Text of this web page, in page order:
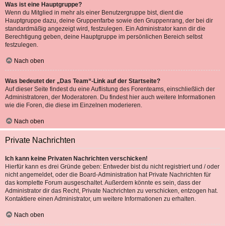
Was ist eine Hauptgruppe?
Wenn du Mitglied in mehr als einer Benutzergruppe bist, dient die
Hauptgruppe dazu, deine Gruppenfarbe sowie den Gruppenrang, der bei dir
standardmäßig angezeigt wird, festzulegen. Ein Administrator kann dir die
Berechtigung geben, deine Hauptgruppe im persönlichen Bereich selbst
festzulegen.
Nach oben
Was bedeutet der „Das Team“-Link auf der Startseite?
Auf dieser Seite findest du eine Auflistung des Forenteams, einschließlich der
Administratoren, der Moderatoren. Du findest hier auch weitere Informationen
wie die Foren, die diese im Einzelnen moderieren.
Nach oben
Private Nachrichten
Ich kann keine Privaten Nachrichten verschicken!
Hierfür kann es drei Gründe geben: Entweder bist du nicht registriert und / oder
nicht angemeldet, oder die Board-Administration hat Private Nachrichten für
das komplette Forum ausgeschaltet. Außerdem könnte es sein, dass der
Administrator dir das Recht, Private Nachrichten zu verschicken, entzogen hat.
Kontaktiere einen Administrator, um weitere Informationen zu erhalten.
Nach oben